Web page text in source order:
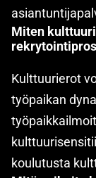
Miten
Kulttuurierot
työpaikan
koulutusta